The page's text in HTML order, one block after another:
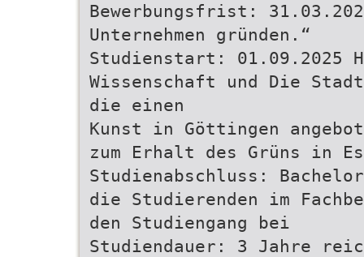
Bewerbungsfrist:
Unternehmen gründen.“
Studienstart: 01.09.2025
Wissenschaft und Die
die einen
Kunst in Göttingen
zum Erhalt des Grüns in
Studienabschluss:
die Studierenden im
den Studiengang bei
Studiendauer: 3 Jahre